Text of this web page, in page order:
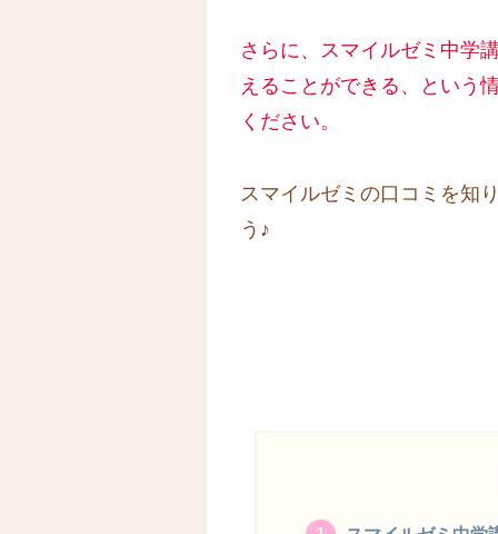
さらに、スマイルゼミ中学
えることができる、という
ください。
スマイルゼミの口コミを知
う♪